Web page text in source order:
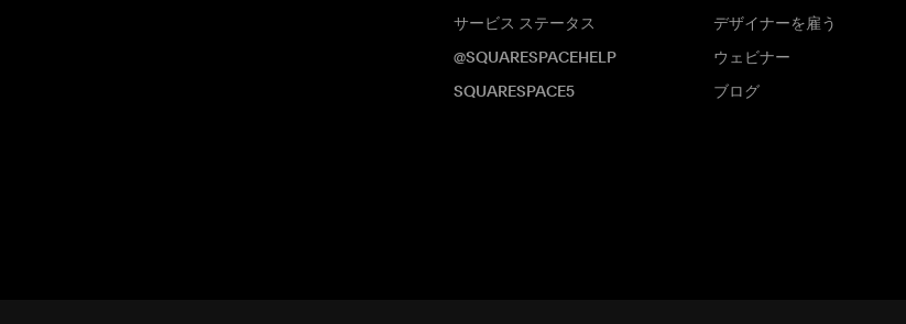
サービス ステータス
@SQUARESPACEHELP
SQUARESPACE5
デザイナーを雇う
ウェビナー
ブログ